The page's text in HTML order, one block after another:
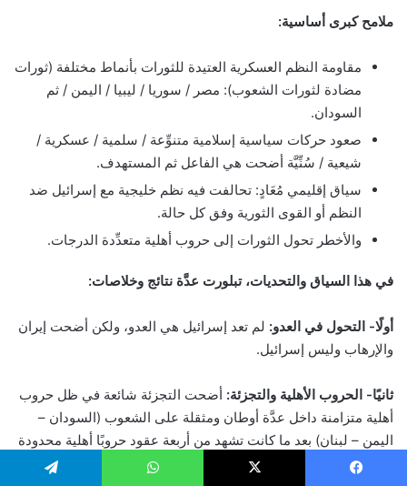
ملامح كبرى أساسية:
مقاومة النظم العسكرية العتيدة للثورات بأنماط مختلفة (ثورات
مضادة لثورات الشعوب): مصر / سوريا / ليبيا / اليمن / ثم
السودان.
صعود حركات سياسية إسلامية متنوِّعة / سلمية / عسكرية /
شيعية / سُنِّيَّة أضحت هي الفاعل ثم المستهدف.
سياق إقليمي مُعَادٍ: تحالفت فيه نظم خليجية مع إسرائيل ضد
النظم أو القوى الثورية وفق كل حالة.
والأخطر تحول الثورات إلى حروب أهلية متعدِّدة الدرجات.
في هذا السياق والتحديات، تبلورت عدَّة نتائج وخلاصات:
أولًا- التحول في العدو: لم تعد إسرائيل هي العدو، ولكن أضحت إيران
والإرهاب وليس إسرائيل.
ثانيًا- الحروب الأهلية والتجزئة: أضحت التجزئة شائعة في ظل حروب
أهلية متزامنة داخل عدَّة أوطان ومثقلة على الشعوب (السودان –
اليمن – لبنان) بعد ما كانت تشهد من أربعة عقود حروبًا أهلية محدودة
النطاق، من قبل فرادى وعلى التوالي.